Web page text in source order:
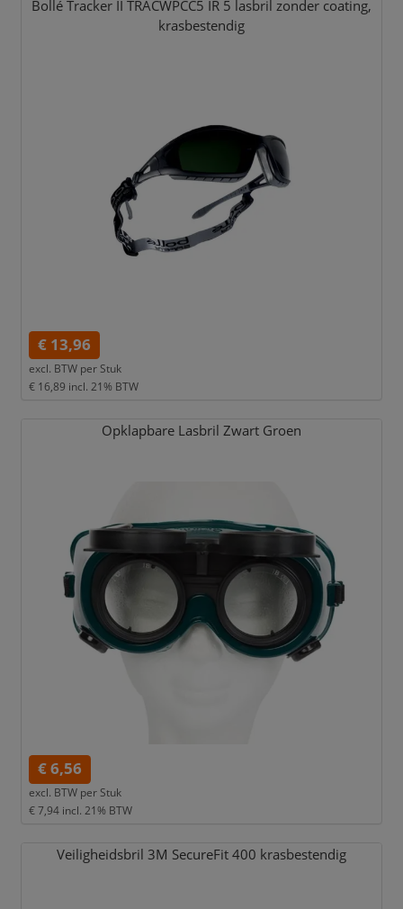
Bollé Tracker II TRACWPCC5 IR 5 lasbril zonder coating,
krasbestendig
€ 13,96
excl. BTW per Stuk
€ 16,89 incl. 21% BTW
Opklapbare Lasbril Zwart Groen
€ 6,56
excl. BTW per Stuk
€ 7,94 incl. 21% BTW
Veiligheidsbril 3M SecureFit 400 krasbestendig